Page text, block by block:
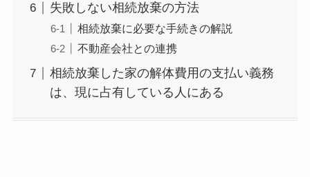
失敗しない相続放棄の方法
相続放棄に必要な手続きの解説
不動産会社との連携
相続放棄した家の解体費用の支払い義務
は、現に占有している人にある